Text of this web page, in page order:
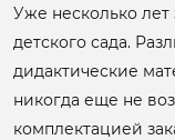
Уже несколько лет
детского сада.
дидактические
никогда еще не
комплектацией